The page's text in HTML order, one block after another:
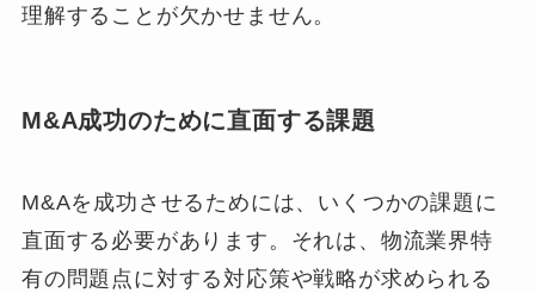
理解することが欠かせません。
M&A成功のために直面する課題
M&Aを成功させるためには、いくつかの課題に
直面する必要があります。それは、物流業界特
有の問題点に対する対応策や戦略が求められる